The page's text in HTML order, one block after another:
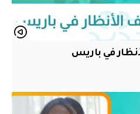
في باريس